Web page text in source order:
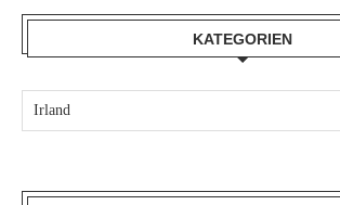
KATEGORIEN